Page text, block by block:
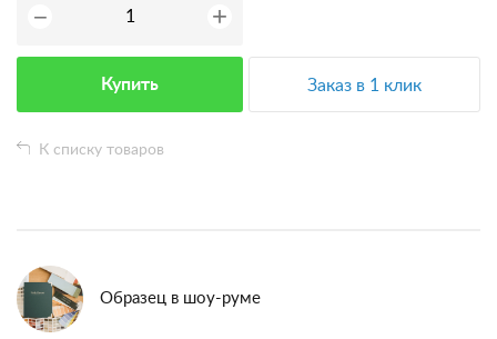
− +
Купить Заказ в 1 клик
К списку товаров
Образец в шоу-руме